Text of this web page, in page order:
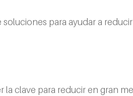
para ayudar a
clave para reducir en gran